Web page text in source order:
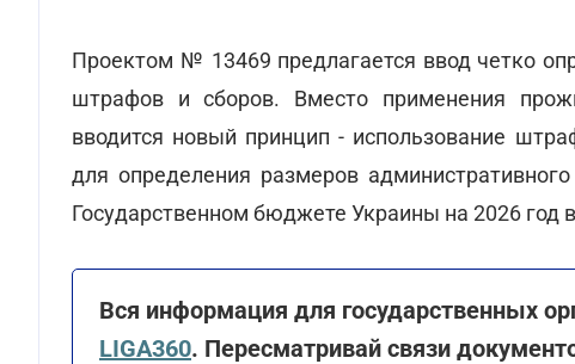
Проектом № 13469 предлагается ввод четко
штрафов и сборов. Вместо применения
вводится новый принцип - использование
для определения размеров
Государственном бюджете Украины на 2026 год
Вся информация для государственных
LIGA360. Пересматривай связи